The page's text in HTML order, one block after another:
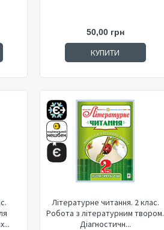
50,00 грн
КУПИТИ
Літературне читання. 2 клас.
Робота з літературним твором.
Діагностичн...